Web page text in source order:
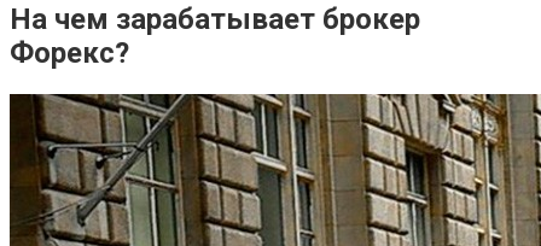
На чем зарабатывает брокер
Форекс?